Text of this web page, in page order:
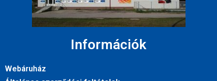
Információk
Webáruház